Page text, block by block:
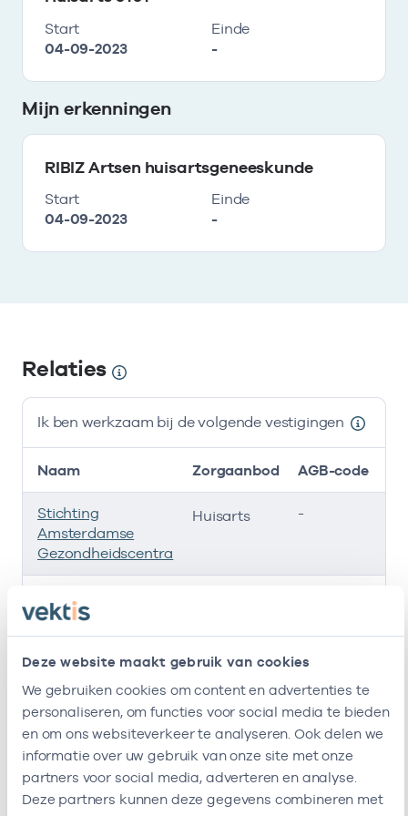
Deze website maakt gebruik van cookies
We gebruiken cookies om content en advertenties te
personaliseren, om functies voor social media te bieden
en om ons websiteverkeer te analyseren. Ook delen we
informatie over uw gebruik van onze site met onze
partners voor social media, adverteren en analyse.
Deze partners kunnen deze gegevens combineren met
Start
04-09-2023
Einde
-
Mijn erkenningen
RIBIZ Artsen huisartsgeneeskunde
Start
04-09-2023
Einde
-
Relaties
Ik ben werkzaam bij de volgende vestigingen
Ik ben werkzaam bij de volgende vestigingen
Naam Zorgaanbod AGB-code
Stichting
Amsterdamse
Gezondheidscentra
Huisarts -
Huisartspraktijk Mk -
Huisartsenpraktijk
Centrum West B.v.
Huisarts -
Ik heb een arbeidsrelatie met